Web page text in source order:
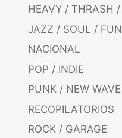
HEAVY / THRASH
JAZZ / SOUL /
NACIONAL
POP / INDIE
PUNK / NEW WAVE
RECOPILATORIOS
ROCK / GARAGE